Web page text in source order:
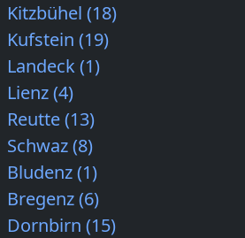
Kitzbühel (18)
Kufstein (19)
Landeck (1)
Lienz (4)
Reutte (13)
Schwaz (8)
Bludenz (1)
Bregenz (6)
Dornbirn (15)